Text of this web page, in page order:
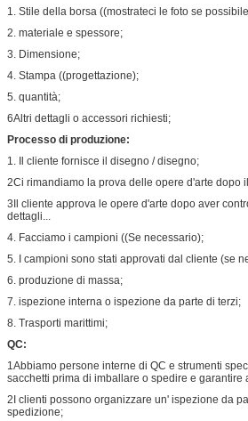
1. Stile della borsa ((mostrateci le foto se
2. materiale e spessore;
3. Dimensione;
4. Stampa ((progettazione);
5. quantità;
6Altri dettagli o accessori richiesti;
Processo di produzione:
1. Il cliente fornisce il disegno / disegno;
2Ci rimandiamo la prova delle opere d'arte dopo
3Il cliente approva le opere d'arte dopo aver
dettagli...
4. Facciamo i campioni ((Se necessario);
5. I campioni sono stati approvati dal cliente (se
6. produzione di massa;
7. ispezione interna o ispezione da parte di terzi;
8. Trasporti marittimi;
QC:
1Abbiamo persone interne di QC e strumenti
sacchetti prima di imballare o spedire e garantire
2I clienti possono organizzare un' ispezione da
spedizione;